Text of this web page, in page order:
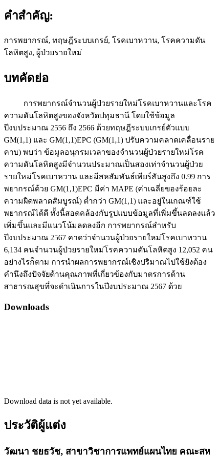
คำสำคัญ:
การพยากรณ์, ทฤษฎีระบบเกรย์, โรคเบาหวาน, โรคความดัน
โลหิตสูง, ผู้ป่วยรายใหม่
บทคัดย่อ
การพยากรณ์จำนวนผู้ป่วยรายใหม่โรคเบาหวานและโรค
ความดันโลหิตสูงของจังหวัดปทุมธานี โดยใช้ข้อมูล
ปีงบประมาณ 2556 ถึง 2566 ด้วยทฤษฎีระบบเกรย์ตัวแบบ
GM(1,1) และ GM(1,1)EPC (GM(1,1) ปรับความคลาดเคลื่อนราย
คาบ) พบว่า ข้อมูลอนุกรมเวลาของจำนวนผู้ป่วยรายใหม่โรค
ความดันโลหิตสูงมีจำนวนประมาณเป็นสองเท่าจำนวนผู้ป่วย
รายใหม่โรคเบาหวาน และมีสหสัมพันธ์เพียร์สันสูงถึง 0.99 การ
พยากรณ์ด้วย GM(1,1)EPC มีค่า MAPE (ค่าเฉลี่ยของร้อยละ
ความผิดพลาดสัมบูรณ์) ต่ำกว่า GM(1,1) และอยู่ในเกณฑ์ใช้
พยากรณ์ได้ดี ทั้งนี้สอดคล้องกับรูปแบบข้อมูลที่เพิ่มขึ้นลดลงแล้ว
เพิ่มขึ้นและมีแนวโน้มลดลงอีก การพยากรณ์สำหรับ
ปีงบประมาณ 2567 คาดว่าจำนวนผู้ป่วยรายใหม่โรคเบาหวาน
6,134 คนจำนวนผู้ป่วยรายใหม่โรคความดันโลหิตสูง 12,052 คน
อย่างไรก็ตาม การนำผลการพยากรณ์เชิงปริมาณไปใช้ยังต้อง
คำนึงถึงปัจจัยด้านคุณภาพที่เกี่ยวข้องกับมาตรการด้าน
สาธารณสุขที่จะดำเนินการในปีงบประมาณ 2567 ด้วย
Downloads
Download data is not yet available.
ประวัติผู้แต่ง
วัฒนา ชยธวัช, สาขาวิชาการแพทย์แผนไทย คณะสห